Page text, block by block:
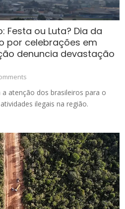
ou Luta? Dia da
por celebrações em
denuncia devastação
atenção dos brasileiros para o
ilegais na região.